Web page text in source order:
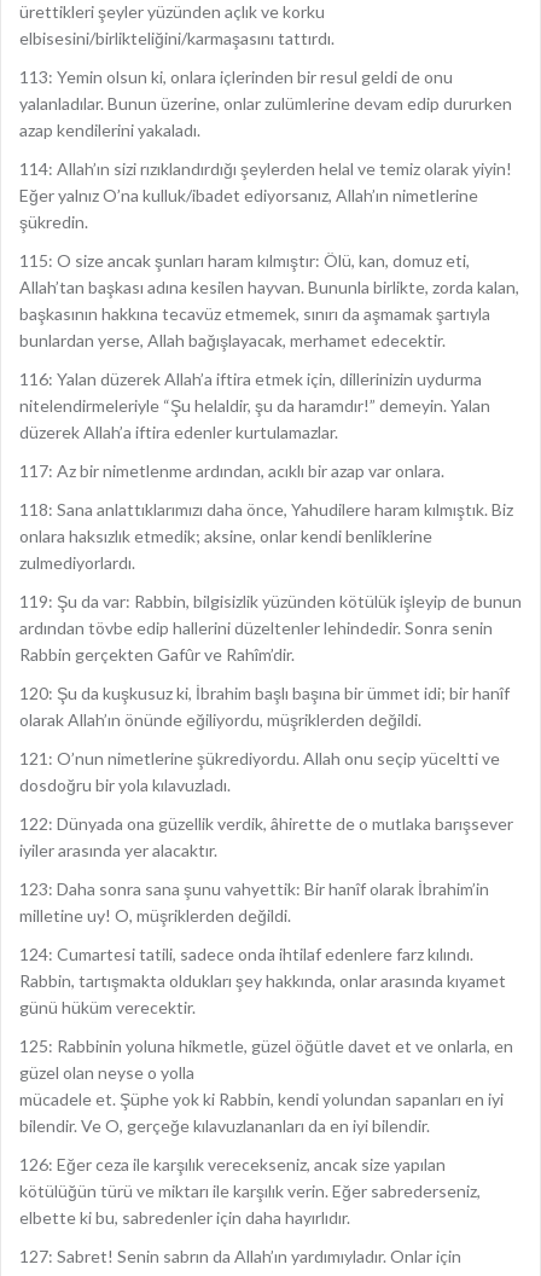
ürettikleri şeyler yüzünden açlık ve korku
elbisesini/birlikteliğini/karmaşasını tattırdı.
113: Yemin olsun ki, onlara içlerinden bir resul geldi de onu
yalanladılar. Bunun üzerine, onlar zulümlerine devam edip dururken
azap kendilerini yakaladı.
114: Allah’ın sizi rızıklandırdığı şeylerden helal ve temiz olarak yiyin!
Eğer yalnız O’na kulluk/ibadet ediyorsanız, Allah’ın nimetlerine
şükredin.
115: O size ancak şunları haram kılmıştır: Ölü, kan, domuz eti,
Allah’tan başkası adına kesilen hayvan. Bununla birlikte, zorda kalan,
başkasının hakkına tecavüz etmemek, sınırı da aşmamak şartıyla
bunlardan yerse, Allah bağışlayacak, merhamet edecektir.
116: Yalan düzerek Allah’a iftira etmek için, dillerinizin uydurma
nitelendirmeleriyle “Şu helaldir, şu da haramdır!” demeyin. Yalan
düzerek Allah’a iftira edenler kurtulamazlar.
117: Az bir nimetlenme ardından, acıklı bir azap var onlara.
118: Sana anlattıklarımızı daha önce, Yahudilere haram kılmıştık. Biz
onlara haksızlık etmedik; aksine, onlar kendi benliklerine
zulmediyorlardı.
119: Şu da var: Rabbin, bilgisizlik yüzünden kötülük işleyip de bunun
ardından tövbe edip hallerini düzeltenler lehindedir. Sonra senin
Rabbin gerçekten Gafûr ve Rahîm’dir.
120: Şu da kuşkusuz ki, İbrahim başlı başına bir ümmet idi; bir hanîf
olarak Allah’ın önünde eğiliyordu, müşriklerden değildi.
121: O’nun nimetlerine şükrediyordu. Allah onu seçip yüceltti ve
dosdoğru bir yola kılavuzladı.
122: Dünyada ona güzellik verdik, âhirette de o mutlaka barışsever
iyiler arasında yer alacaktır.
123: Daha sonra sana şunu vahyettik: Bir hanîf olarak İbrahim’in
milletine uy! O, müşriklerden değildi.
124: Cumartesi tatili, sadece onda ihtilaf edenlere farz kılındı.
Rabbin, tartışmakta oldukları şey hakkında, onlar arasında kıyamet
günü hüküm verecektir.
125: Rabbinin yoluna hikmetle, güzel öğütle davet et ve onlarla, en
güzel olan neyse o yolla
mücadele et. Şüphe yok ki Rabbin, kendi yolundan sapanları en iyi
bilendir. Ve O, gerçeğe kılavuzlananları da en iyi bilendir.
126: Eğer ceza ile karşılık verecekseniz, ancak size yapılan
kötülüğün türü ve miktarı ile karşılık verin. Eğer sabrederseniz,
elbette ki bu, sabredenler için daha hayırlıdır.
127: Sabret! Senin sabrın da Allah’ın yardımıyladır. Onlar için